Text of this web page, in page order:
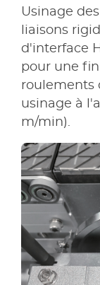
Usinage
liaisons
d'interface
pour une
roulements
usinage à
m/min).